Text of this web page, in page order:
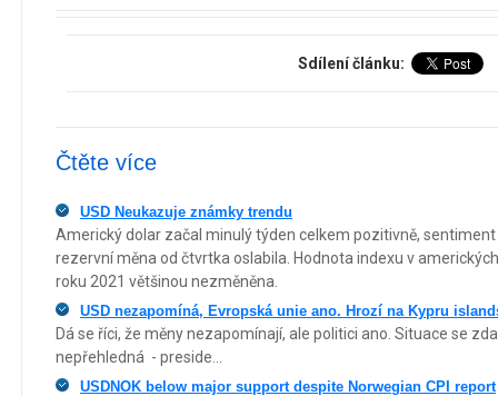
Sdílení článku:
Čtěte více
USD Neukazuje známky trendu
Americký dolar začal minulý týden celkem pozitivně,
rezervní měna od čtvrtka oslabila. Hodnota indexu v
roku 2021 většinou nezměněna.
USD nezapomíná, Evropská unie ano. Hrozí na Kypru
Dá se říci, že měny nezapomínají, ale politici ano. Situace se
nepřehledná - preside...
USDNOK below major support despite Norwegian CPI report